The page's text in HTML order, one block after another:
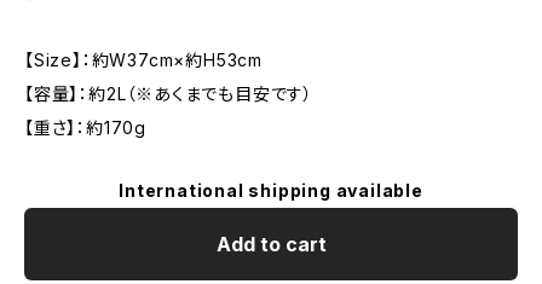
【Size】：約W37cm×約H53cm
【容量】：約2L（※あくまでも目安です）
【重さ】：約170g
International shipping available
Add to cart